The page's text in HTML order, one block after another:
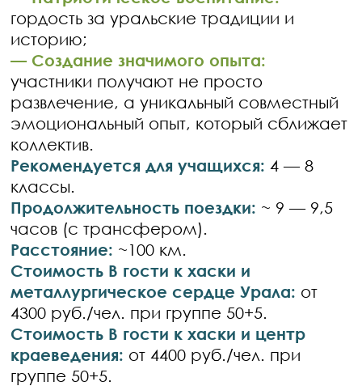
гордость за уральские традиции и
историю;
— Создание значимого опыта:
участники получают не просто
развлечение, а уникальный совместный
эмоциональный опыт, который сближает
коллектив.
Рекомендуется для учащихся:4 — 8
классы.
Продолжительность поездки: ~ 9 — 9,5
часов (с трансфером).
Расстояние: ~100 км.
Стоимость В гости к хаски и
металлургическое сердце Урала: от
4300 руб./чел. при группе 50+5.
Стоимость В гости к хаски и центр
краеведения: от 4400 руб./чел. при
группе 50+5.